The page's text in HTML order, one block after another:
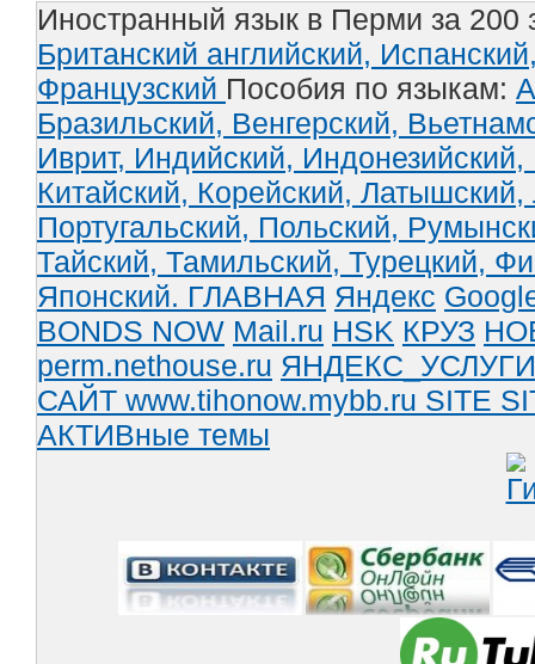
Иностранный язык в Перми за 200
Британский английский,
Французский Пособия по языкам:
Бразильский, Венгерский,
Иврит, Индийский, Индонезийский,
Китайский, Корейский, Латышский,
Португальский, Польский,
Тайский, Тамильский, Турецкий,
Японский. ГЛАВНАЯ Яндекс
BONDS NOW Mail.ru HSK КРУЗ
perm.nethouse.ru ЯНДЕКС_УСЛУГИ
САЙТ www.tihonow.mybb.ru SITE
АКТИВные темы